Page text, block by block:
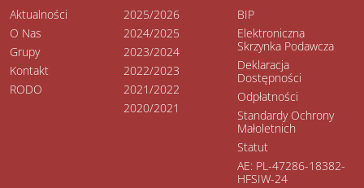
Aktualności
O Nas
Grupy
Kontakt
RODO
2025/2026
2024/2025
2023/2024
2022/2023
2021/2022
2020/2021
BIP
Elektroniczna
Skrzynka Podawcza
Deklaracja
Dostępności
Odpłatności
Standardy Ochrony
Małoletnich
Statut
AE: PL-47286-18382-
HFSIW-24